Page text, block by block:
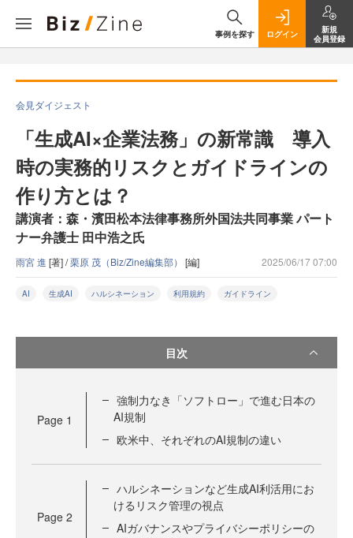
事例を探す ログイン
新規
会員登録
会見ダイジェスト
「生成AI×企業法務」の新常識 導入
時の実務的リスクとガイドラインの
作り方とは？
講演者：森・濱田松本法律事務所外国法共同事業 パート
ナー弁護士 田中浩之氏
雨宮 進 [著] /栗原 茂（Biz/Zine編集部） [編] 2025/06/17 07:00
AI 生成AI ハルシネーション 利用規約 ガイドライン
目次
Page 1
強制力なき「ソフトロー」で進む日本の
AI規制
欧米中、それぞれのAI規制の違い
Page 2
ハルシネーションなど生成AI利活用にお
けるリスク管理の視点
AIガバナンスやプライバシーポリシーの